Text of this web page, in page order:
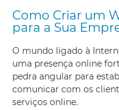
Como Criar um
para a Sua
O mundo ligado à
uma presença online
pedra angular para
comunicar com os
serviços online.